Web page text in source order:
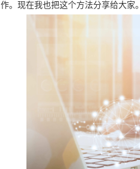
作。现在我也把这个方法分享给大家。